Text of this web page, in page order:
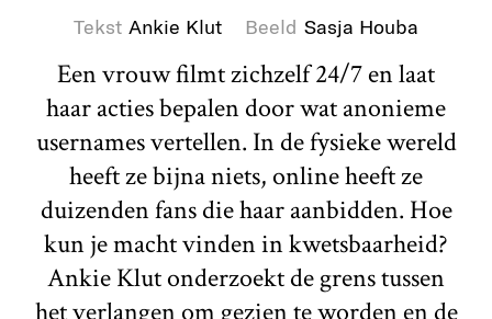
Tekst Ankie Klut Beeld Sasja Houba
Een vrouw filmt zichzelf 24/7 en laat
haar acties bepalen door wat anonieme
usernames vertellen. In de fysieke wereld
heeft ze bijna niets, online heeft ze
duizenden fans die haar aanbidden. Hoe
kun je macht vinden in kwetsbaarheid?
Ankie Klut onderzoekt de grens tussen
het verlangen om gezien te worden en de